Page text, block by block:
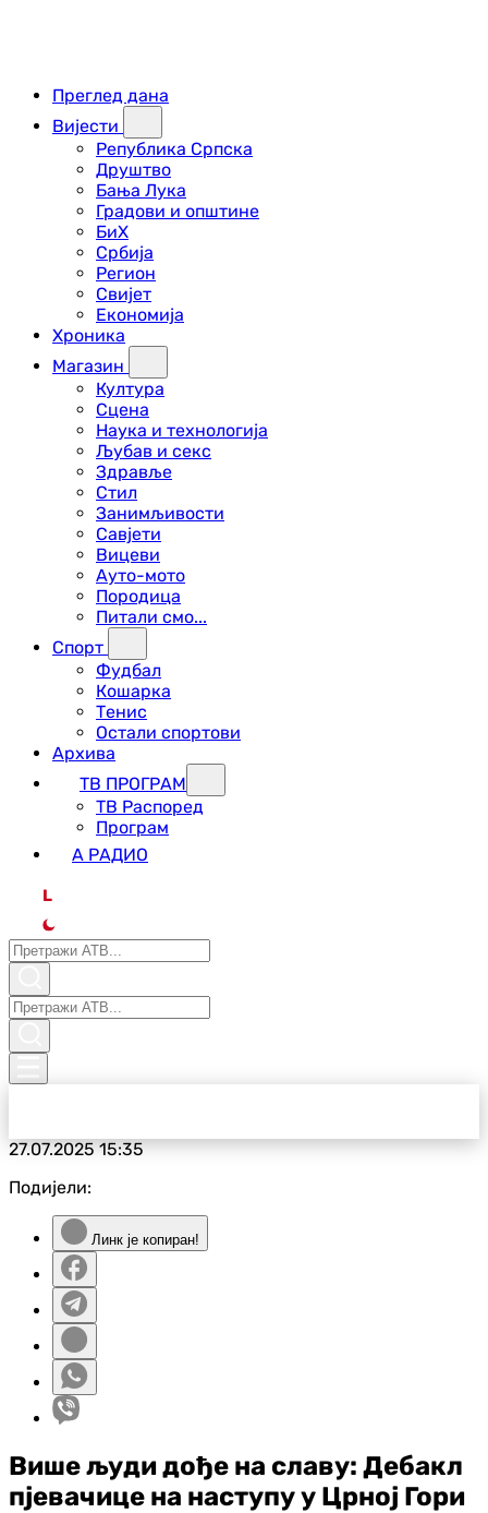
Преглед дана
Вијести
Република Српска
Друштво
Бања Лука
Градови и општине
БиХ
Србија
Регион
Свијет
Економија
Хроника
Магазин
Култура
Сцена
Наука и технологија
Љубав и секс
Здравље
Стил
Занимљивости
Савјети
Вицеви
Ауто-мото
Породица
Питали смо...
Спорт
Фудбал
Кошарка
Тенис
Остали спортови
Архива
ТВ ПРОГРАМ
ТВ Распоред
Програм
А РАДИО
L
27.07.202515:35
Подијели:
Линк је копиран!
Више људи дође на славу: Дебакл
пјевачице на наступу у Црној Гори